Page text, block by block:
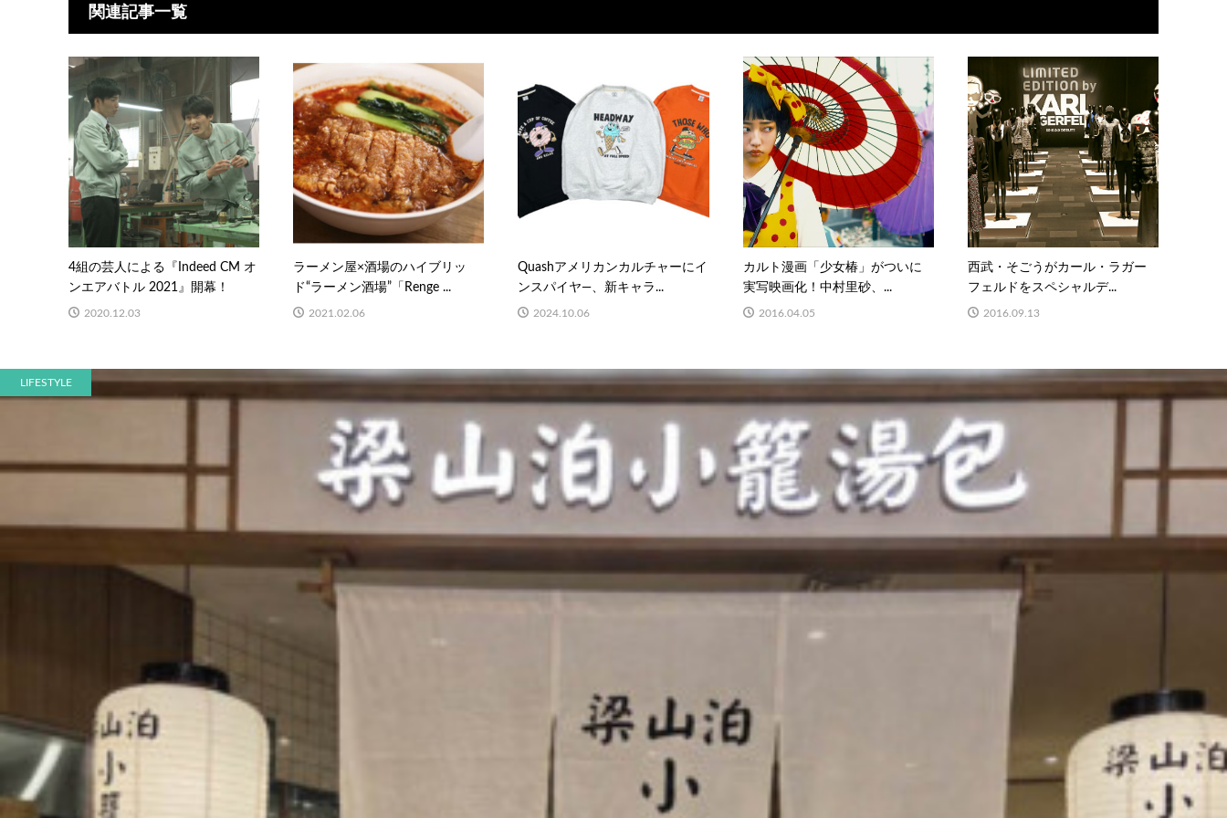
関連記事一覧
4組の芸人による『Indeed CM オ
ンエアバトル 2021』開幕！
2020.12.03
ラーメン屋×酒場のハイブリッ
ド“ラーメン酒場”「Renge ...
2021.02.06
Quashアメリカンカルチャーにイ
ンスパイヤ―、新キャラ...
2024.10.06
カルト漫画「少女椿」がついに
実写映画化！中村里砂、...
2016.04.05
西武・そごうがカール・ラガー
フェルドをスペシャルデ...
2016.09.13
LIFESTYLE